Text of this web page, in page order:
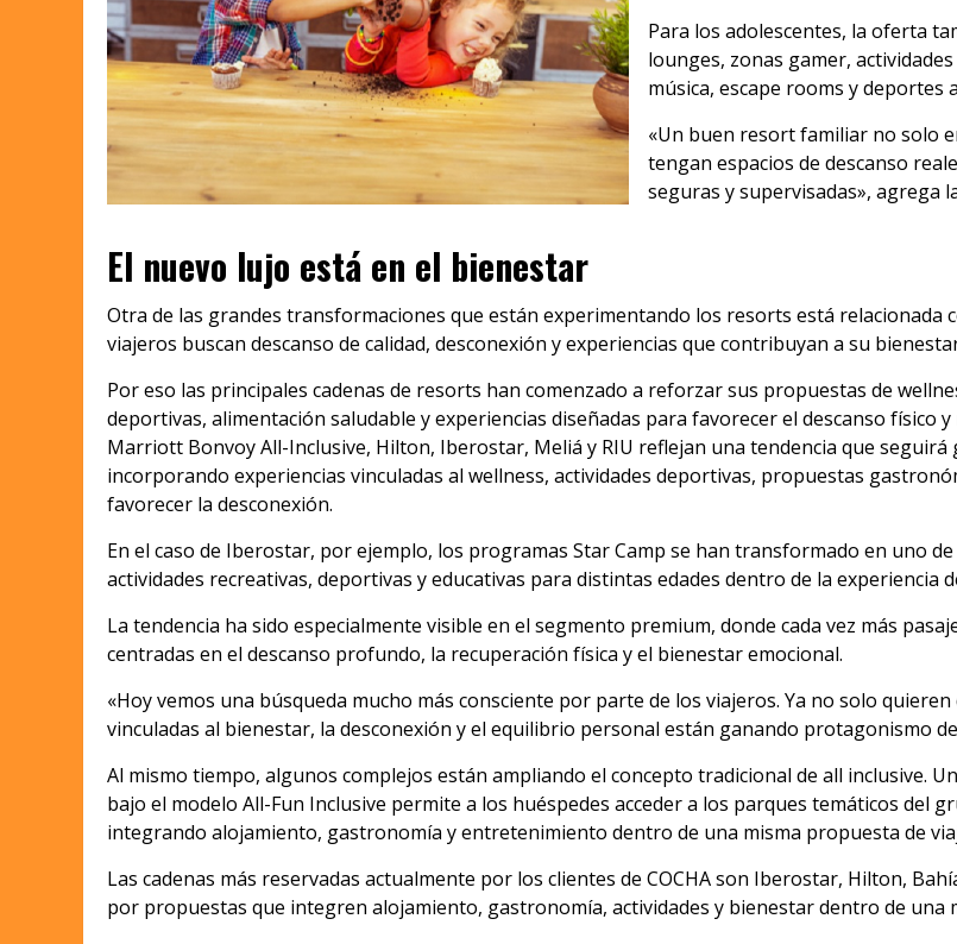
Para los adolescentes, la oferta
lounges, zonas gamer,
música, escape rooms y deportes
«Un buen resort familiar no solo
tengan espacios de descanso
seguras y supervisadas», agrega
El nuevo lujo está en el bienestar
Otra de las grandes transformaciones que están experimentando los resorts está relacionada
viajeros buscan descanso de calidad, desconexión y experiencias que contribuyan a su
Por eso las principales cadenas de resorts han comenzado a reforzar sus propuestas de
deportivas, alimentación saludable y experiencias diseñadas para favorecer el descanso físico
Marriott Bonvoy All-Inclusive, Hilton, Iberostar, Meliá y RIU reflejan una tendencia que
incorporando experiencias vinculadas al wellness, actividades deportivas, propuestas
favorecer la desconexión.
En el caso de Iberostar, por ejemplo, los programas Star Camp se han transformado en uno
actividades recreativas, deportivas y educativas para distintas edades dentro de la experiencia
La tendencia ha sido especialmente visible en el segmento premium, donde cada vez más
centradas en el descanso profundo, la recuperación física y el bienestar emocional.
«Hoy vemos una búsqueda mucho más consciente por parte de los viajeros. Ya no solo
vinculadas al bienestar, la desconexión y el equilibrio personal están ganando protagonismo
Al mismo tiempo, algunos complejos están ampliando el concepto tradicional de all inclusive.
bajo el modelo All-Fun Inclusive permite a los huéspedes acceder a los parques temáticos del
integrando alojamiento, gastronomía y entretenimiento dentro de una misma propuesta de
Las cadenas más reservadas actualmente por los clientes de COCHA son Iberostar, Hilton,
por propuestas que integren alojamiento, gastronomía, actividades y bienestar dentro de una